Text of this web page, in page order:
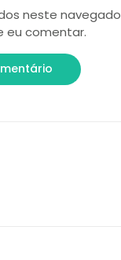
neste
eu comentar.